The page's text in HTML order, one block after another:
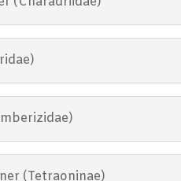
(Tetraoninae)